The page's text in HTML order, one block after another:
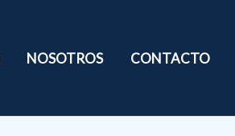
NOSOTROS CONTACTO